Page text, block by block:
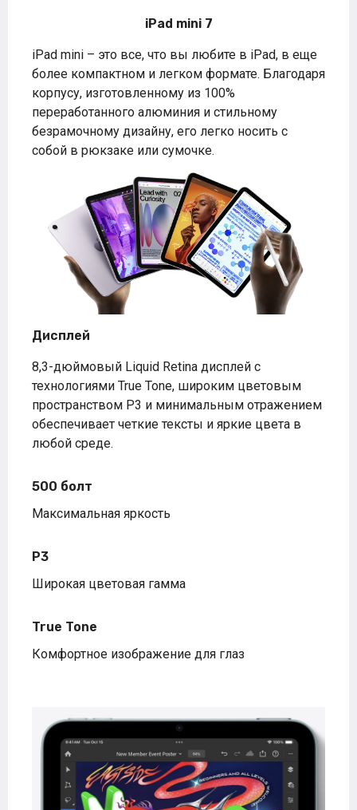
iPad mini 7
iPad mini – это все, что вы любите в iPad, в еще
более компактном и легком формате. Благодаря
корпусу, изготовленному из 100%
переработанного алюминия и стильному
безрамочному дизайну, его легко носить с
собой в рюкзаке или сумочке.
Дисплей
8,3-дюймовый Liquid Retina дисплей с
технологиями True Tone, широким цветовым
пространством P3 и минимальным отражением
обеспечивает четкие тексты и яркие цвета в
любой среде.
500 болт
Максимальная яркость
P3
Широкая цветовая гамма
True Tone
Комфортное изображение для глаз